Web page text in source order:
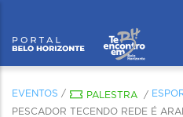
EVENTOS / PALESTRA /
PESCADOR TECENDO REDE É